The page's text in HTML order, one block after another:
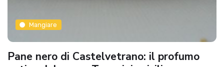
Mangiare
Pane nero di Castelvetrano: il profumo